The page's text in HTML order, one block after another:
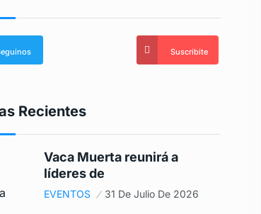
Suscribite
Recientes
Vaca Muerta reunirá a
líderes de
EVENTOS 31 De Julio De 2026